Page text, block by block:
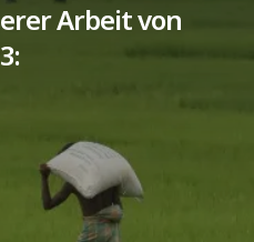
Arbeit von